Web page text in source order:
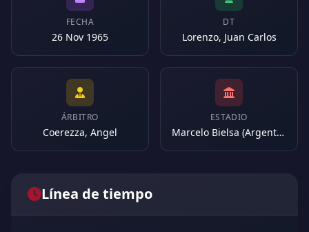
FECHA
26 Nov 1965
DT
Lorenzo, Juan Carlos
ÁRBITRO
Coerezza, Angel
ESTADIO
Marcelo Bielsa (Argentina)
Línea de tiempo